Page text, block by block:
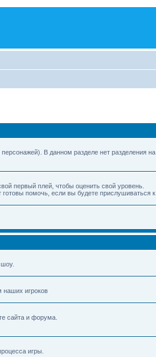
В данном разделе нет разделения на
первый плей, чтобы оценить свой уровень.
помочь, если вы будете прислушиваться к
наших игроков
сайта и форума.
игры.